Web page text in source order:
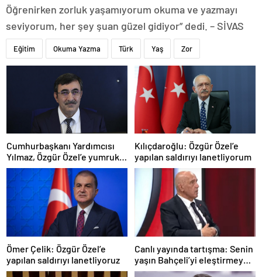
Öğrenirken zorluk yaşamıyorum okuma ve yazmayı
seviyorum, her şey şuan güzel gidiyor” dedi. – SİVAS
Eğitim Okuma Yazma Türk Yaş Zor
Cumhurbaşkanı Yardımcısı
Yılmaz, Özgür Özel’e yumruklu
saldırıyı kınadı
Kılıçdaroğlu: Özgür Özel’e
yapılan saldırıyı lanetliyorum
Ömer Çelik: Özgür Özel’e
yapılan saldırıyı lanetliyoruz
Canlı yayında tartışma: Senin
yaşın Bahçeli’yi eleştirmeye
yetmez